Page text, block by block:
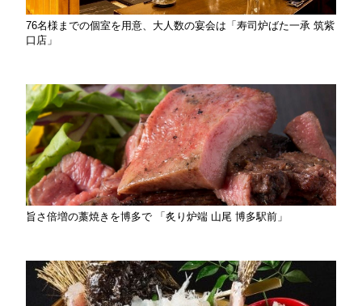
76名様までの個室を用意、大人数の宴会は「寿司炉ばた一承 筑紫
口店」
旨さ倍増の藁焼きを博多で 「炙り炉端 山尾 博多駅前」